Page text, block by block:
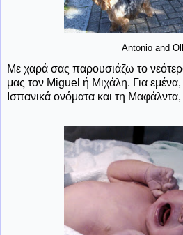
Antonio and
Με χαρά σας παρουσιάζω το
μας τον Miguel ή Μιχάλη. Για
Ισπανικά ονόματα και τη